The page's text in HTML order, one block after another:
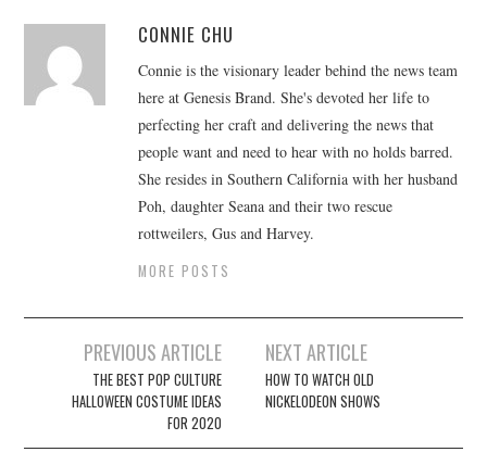
CONNIE CHU
Connie is the visionary leader behind the news team
here at Genesis Brand. She's devoted her life to
perfecting her craft and delivering the news that
people want and need to hear with no holds barred.
She resides in Southern California with her husband
Poh, daughter Seana and their two rescue
rottweilers, Gus and Harvey.
MORE POSTS
navigation
PREVIOUS ARTICLE
THE BEST POP CULTURE
HALLOWEEN COSTUME IDEAS
FOR 2020
NEXT ARTICLE
HOW TO WATCH OLD
NICKELODEON SHOWS